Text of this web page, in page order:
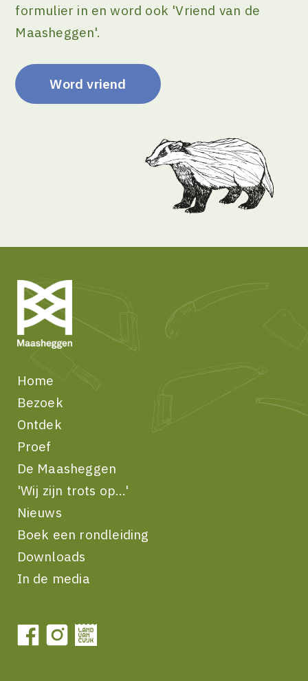
formulier in en word ook 'Vriend van de
Maasheggen'.
Word vriend
Home
Bezoek
Ontdek
Proef
De Maasheggen
'Wij zijn trots op...'
Nieuws
Boek een rondleiding
Downloads
In de media